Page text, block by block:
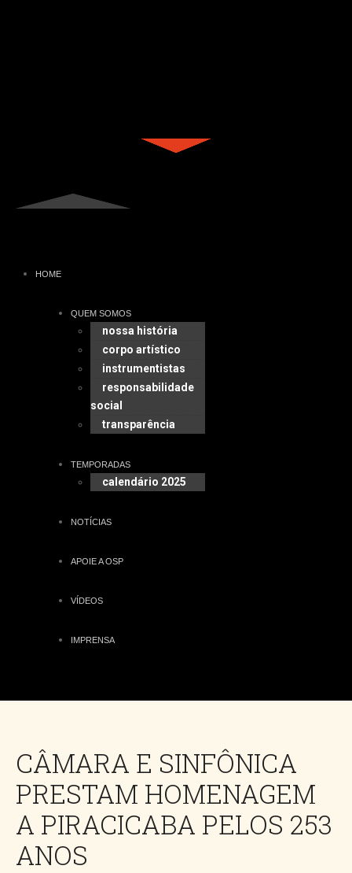
HOME
QUEM SOMOS
nossa história
corpo artístico
instrumentistas
responsabilidade
social
transparência
TEMPORADAS
calendário 2025
NOTÍCIAS
APOIE A OSP
VÍDEOS
IMPRENSA
CÂMARA E SINFÔNICA
PRESTAM HOMENAGEM
A PIRACICABA PELOS 253
ANOS